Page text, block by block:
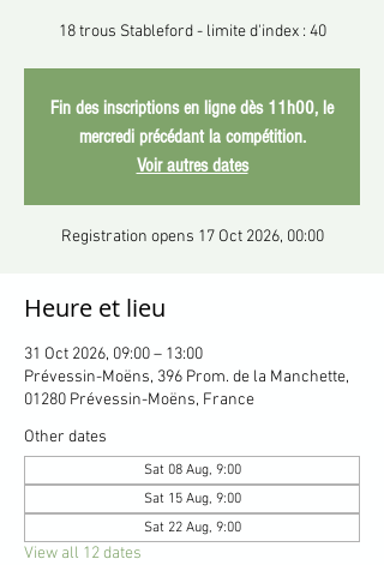
18 trous Stableford - limite d'index : 40
Fin des inscriptions en ligne dès 11h00, le
mercredi précédant la compétition.
Voir autres dates
Registration opens 17 Oct 2026, 00:00
Heure et lieu
31 Oct 2026, 09:00 – 13:00
Prévessin-Moëns, 396 Prom. de la Manchette,
01280 Prévessin-Moëns, France
Other dates
Sat 08 Aug, 9:00
Sat 15 Aug, 9:00
Sat 22 Aug, 9:00
View all 12 dates